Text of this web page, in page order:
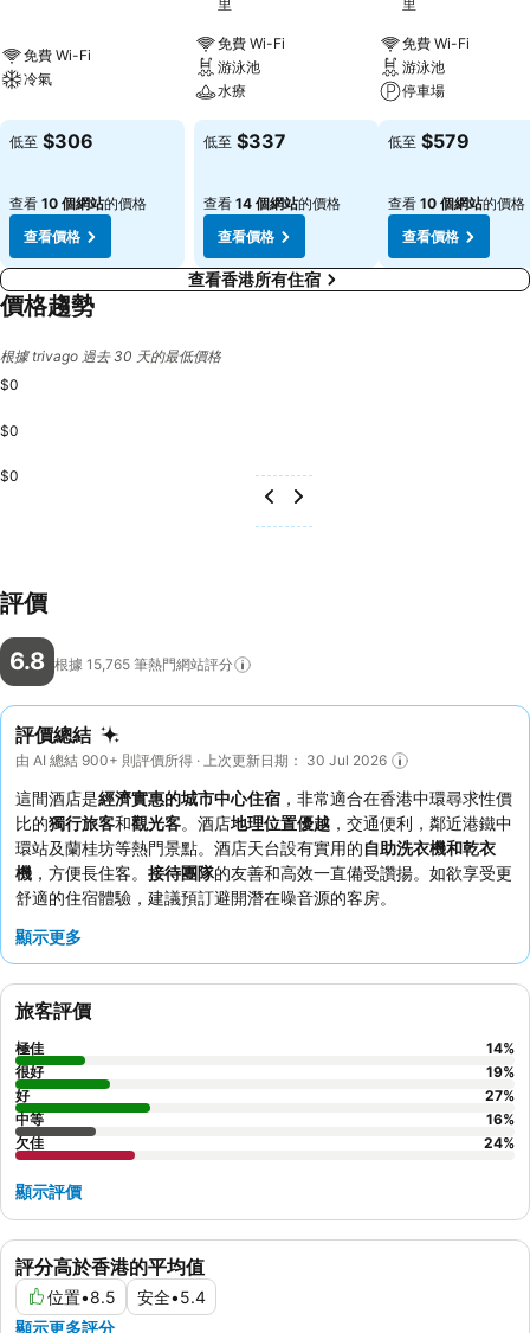
免費 Wi-Fi
冷氣
低至 $306
查看 10 個網站的價格
查看價格
里
免費 Wi-Fi
游泳池
水療
低至 $337
查看 14 個網站的價格
查看價格
里
免費 Wi-Fi
游泳池
停車場
低至 $579
查看 10 個網站的價格
查看價格
查看香港所有住宿
價格趨勢
根據 trivago 過去 30 天的最低價格
$0
$0
$0
評價
6.8 根據 15,765 筆熱門網站評分
評價總結
由 AI 總結 900+ 則評價所得 · 上次更新日期： 30 Jul 2026
這間酒店是經濟實惠的城市中心住宿 ，非常適合在香港中環尋求性價
比的獨行旅客和觀光客。酒店地理位置優越 ，交通便利，鄰近港鐵中
環站及蘭桂坊等熱門景點。酒店天台設有實用的自助洗衣機和乾衣
機 ，方便長住客。 接待團隊的友善和高效一直備受讚揚。如欲享受更
舒適的住宿體驗，建議預訂避開潛在噪音源的客房。
顯示更多
評分高於香港的平均值
位置•8.5 安全•5.4
顯示更多評分
旅客評價
極佳 14%
很好
19%
好
27%
中等
16%
欠佳
24%
顯示評價